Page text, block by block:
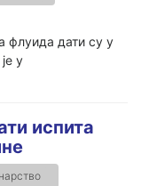
флуида дати су у
у
испита